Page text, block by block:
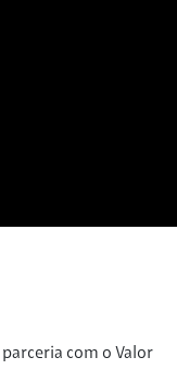
com o Valor